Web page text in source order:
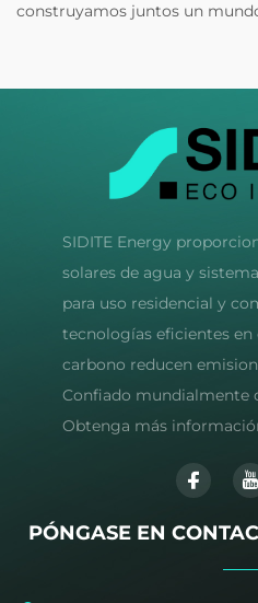
construyamos juntos un
SIDITE Energy
solares de agua y
para uso residencial y
tecnologías eficientes en
carbono reducen
Confiado mundialmente
Obtenga más
PÓNGASE EN